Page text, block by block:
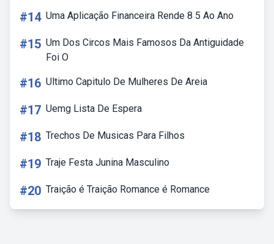
#14 Uma Aplicação Financeira Rende 8 5 Ao Ano
#15 Um Dos Circos Mais Famosos Da Antiguidade
Foi O
#16 Ultimo Capitulo De Mulheres De Areia
#17 Uemg Lista De Espera
#18 Trechos De Musicas Para Filhos
#19 Traje Festa Junina Masculino
#20 Traição é Traição Romance é Romance